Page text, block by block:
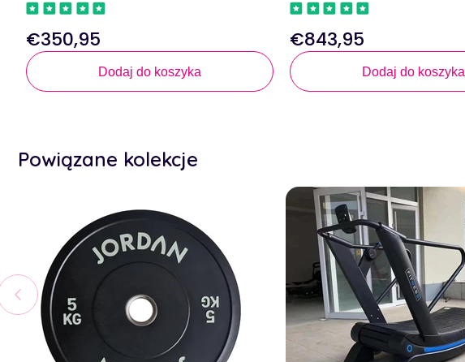
Regularna
cena
€350,95
Dodaj do koszyka
Regularna
cena
€843,95
Dodaj do koszyka
Powiązane kolekcje